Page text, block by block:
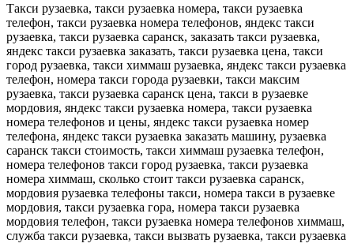
Такси рузаевка, такси рузаевка номера, такси рузаевка
телефон, такси рузаевка номера телефонов, яндекс такси
рузаевка, такси рузаевка саранск, заказать такси рузаевка,
яндекс такси рузаевка заказать, такси рузаевка цена, такси
город рузаевка, такси химмаш рузаевка, яндекс такси рузаевка
телефон, номера такси города рузаевки, такси максим
рузаевка, такси рузаевка саранск цена, такси в рузаевке
мордовия, яндекс такси рузаевка номера, такси рузаевка
номера телефонов и цены, яндекс такси рузаевка номер
телефона, яндекс такси рузаевка заказать машину, рузаевка
саранск такси стоимость, такси химмаш рузаевка телефон,
номера телефонов такси город рузаевка, такси рузаевка
номера химмаш, сколько стоит такси рузаевка саранск,
мордовия рузаевка телефоны такси, номера такси в рузаевке
мордовия, такси рузаевка гора, номера такси рузаевка
мордовия телефон, такси рузаевка номера телефонов химмаш,
служба такси рузаевка, такси вызвать рузаевка, такси рузаевка